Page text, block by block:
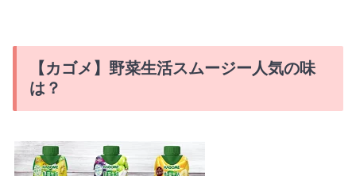
【カゴメ】野菜生活スムージー人気の味
は？